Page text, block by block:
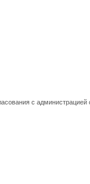
с администрацией